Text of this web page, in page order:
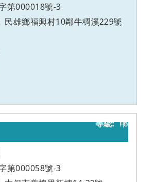
第000018號-3
民雄鄉福興村10鄰牛稠溪229號
16
第000058號-3
甲